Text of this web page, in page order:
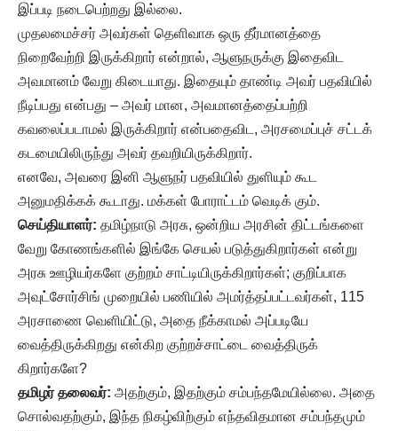
இப்படி நடைபெற்றது இல்லை.
முதலமைச்சர் அவர்கள் தெளிவாக ஒரு தீர்மானத்தை
நிறைவேற்றி இருக்கிறார் என்றால், ஆளுநருக்கு இதைவிட
அவமானம் வேறு கிடையாது. இதையும் தாண்டி அவர் பதவியில்
நீடிப்பது என்பது – அவர் மான, அவமானத்தைப்பற்றி
கவலைப்படாமல் இருக்கிறார் என்பதைவிட, அரசமைப்புச் சட்டக்
கடமையிலிருந்து அவர் தவறியிருக்கிறார்.
எனவே, அவரை இனி ஆளுநர் பதவியில் துளியும் கூட
அனுமதிக்கக் கூடாது. மக்கள் போராட்டம் வெடிக் கும்.
செய்தியாளர்: தமிழ்நாடு அரசு, ஒன்றிய அரசின் திட்டங்களை
வேறு கோணங்களில் இங்கே செயல் படுத்துகிறார்கள் என்று
அரசு ஊழியர்களே குற்றம் சாட்டியிருக்கிறார்கள்; குறிப்பாக
அவுட்சோர்சிங் முறையில் பணியில் அமர்த்தப்பட்டவர்கள், 115
அரசாணை வெளியிட்டு, அதை நீக்காமல் அப்படியே
வைத்திருக்கிறது என்கிற குற்றச்சாட்டை வைத்திருக்
கிறார்களே?
தமிழர் தலைவர்: அதற்கும், இதற்கும் சம்பந்தமேயில்லை. அதை
சொல்வதற்கும், இந்த நிகழ்விற்கும் எந்தவிதமான சம்பந்தமும்